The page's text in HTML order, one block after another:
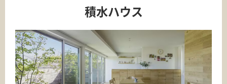
積水ハウス